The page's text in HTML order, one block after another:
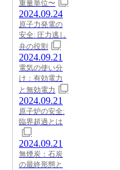
重量単位〜
2024.09.24
原子力発電の
安全: 圧力逃し
弁の役割
2024.09.21
電気の使い分
け：有効電力
と無効電力
2024.09.21
原子炉の安全:
臨界超過とは
2024.09.21
無煙炭：石炭
の最終形態と